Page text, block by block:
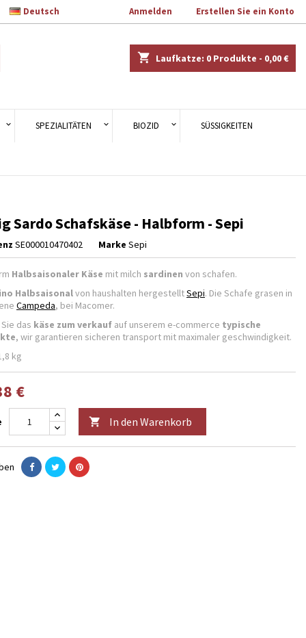
Anmelden Erstellen Sie ein Konto
Deutsch
shopping_cart Laufkatze: 0 Produkte - 0,00 €
SPEZIALITÄTEN BIOZID SÜSSIGKEITEN
Sardo Schafskäse - Halbform - Sepi
SE000010470402 Marke Sepi
Halbsaisonaler Käse mit milch sardinen von schafen.
Halbsaisonalvon haushalten hergestelltSepi. Die Schafe grasen in
Campeda, bei Macomer.
das käse zum verkauf auf unserem e-commerce typische
, wir garantieren sicheren transport mit maximaler geschwindigkeit.
kg
€
 In den Warenkorb